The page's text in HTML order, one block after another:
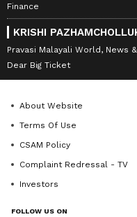
Finance
KRISHI
Pravasi Malayali World, News
Dear Big Ticket
About Website
Terms Of Use
CSAM Policy
Complaint Redressal - TV
Investors
FOLLOW US ON